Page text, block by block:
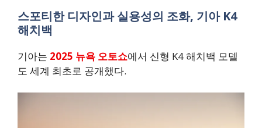
스포티한 디자인과 실용성의 조화, 기아 K4
해치백
기아는 2025 뉴욕 오토쇼에서 신형 K4 해치백 모델
도 세계 최초로 공개했다.